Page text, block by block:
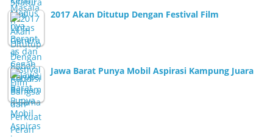
2017 Akan Ditutup Dengan Festival Film
Jawa Barat Punya Mobil Aspirasi Kampung Juara